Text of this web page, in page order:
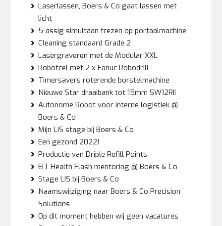
Laserlassen, Boers & Co gaat lassen met
licht
5-assig simultaan frezen op portaalmachine
Cleaning standaard Grade 2
Lasergraveren met de Modular XXL
Robotcel met 2 x Fanuc Robodrill
Timersavers roterende borstelmachine
Nieuwe Star draaibank tot 15mm SW12RII
Autonome Robot voor interne logistiek @
Boers & Co
Mijn LiS stage bij Boers & Co
Een gezond 2022!
Productie van Driple Refill Points
EIT Health Flash mentoring @ Boers & Co
Stage LIS bij Boers & Co
Naamswijziging naar Boers & Co Precision
Solutions
Op dit moment hebben wij geen vacatures